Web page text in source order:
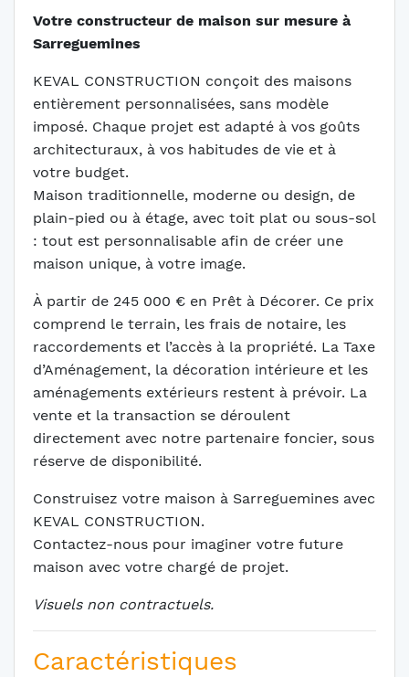
Votre constructeur de maison sur mesure à
Sarreguemines
KEVAL CONSTRUCTION conçoit des maisons
entièrement personnalisées, sans modèle
imposé. Chaque projet est adapté à vos goûts
architecturaux, à vos habitudes de vie et à
votre budget.
Maison traditionnelle, moderne ou design, de
plain-pied ou à étage, avec toit plat ou sous-sol
: tout est personnalisable afin de créer une
maison unique, à votre image.
À partir de 245 000 € en Prêt à Décorer. Ce prix
comprend le terrain, les frais de notaire, les
raccordements et l’accès à la propriété. La Taxe
d’Aménagement, la décoration intérieure et les
aménagements extérieurs restent à prévoir. La
vente et la transaction se déroulent
directement avec notre partenaire foncier, sous
réserve de disponibilité.
Construisez votre maison à Sarreguemines avec
KEVAL CONSTRUCTION.
Contactez-nous pour imaginer votre future
maison avec votre chargé de projet.
Visuels non contractuels.
Caractéristiques